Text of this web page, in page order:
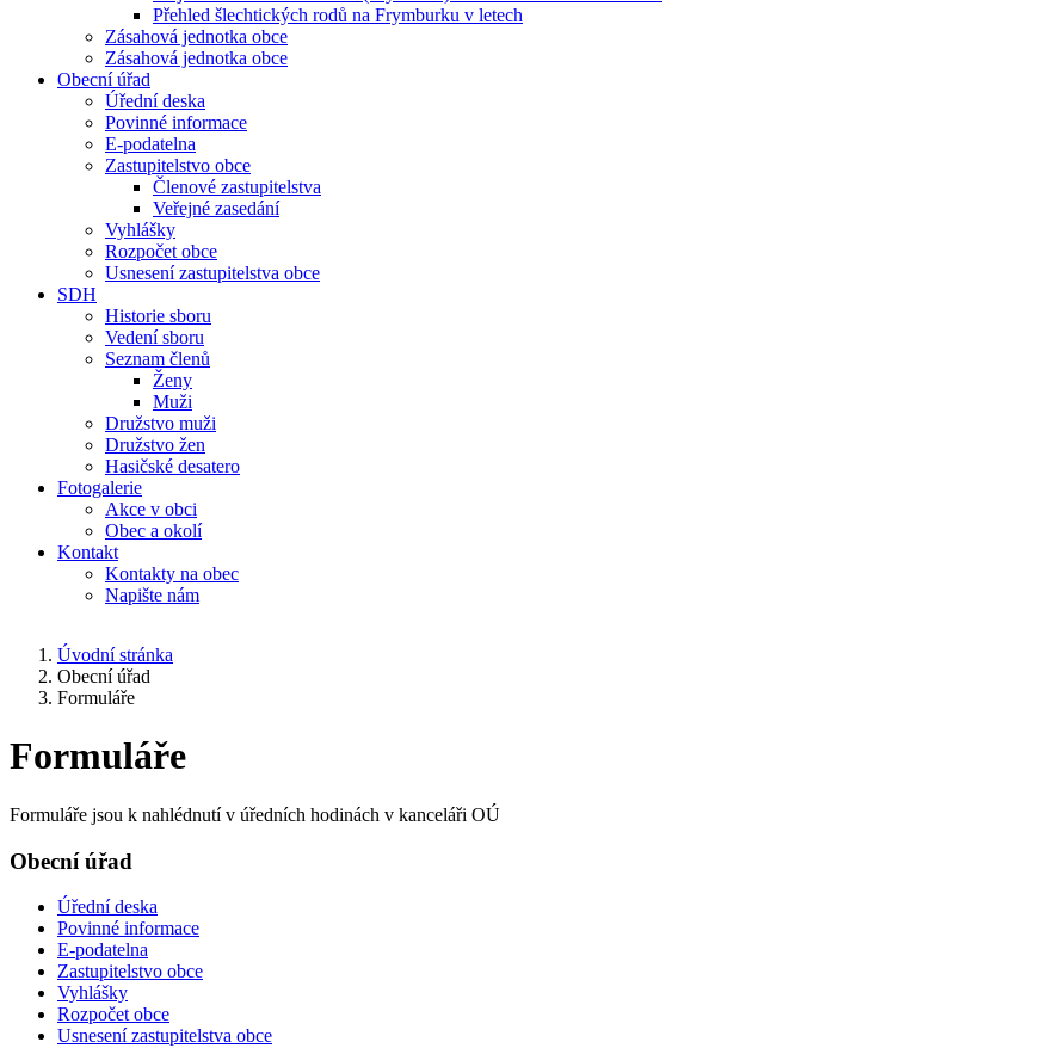
Přehled šlechtických rodů na Frymburku v letech
Zásahová jednotka obce
Zásahová jednotka obce
Obecní úřad
Úřední deska
Povinné informace
E-podatelna
Zastupitelstvo obce
Členové zastupitelstva
Veřejné zasedání
Vyhlášky
Rozpočet obce
Usnesení zastupitelstva obce
SDH
Historie sboru
Vedení sboru
Seznam členů
Ženy
Muži
Družstvo muži
Družstvo žen
Hasičské desatero
Fotogalerie
Akce v obci
Obec a okolí
Kontakt
Kontakty na obec
Napište nám
Úvodní stránka
Obecní úřad
Formuláře
Formuláře
Formuláře jsou k nahlédnutí v úředních hodinách v kanceláři OÚ
Obecní úřad
Úřední deska
Povinné informace
E-podatelna
Zastupitelstvo obce
Vyhlášky
Rozpočet obce
Usnesení zastupitelstva obce